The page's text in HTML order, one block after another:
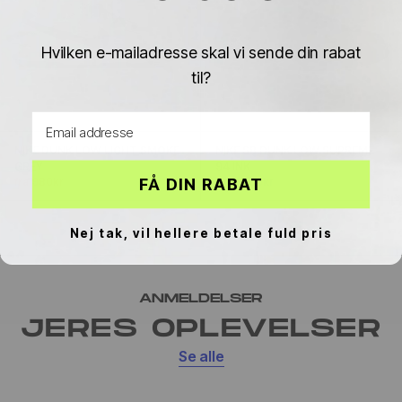
NIKE DUNK LOW LIGHT SMOKE
NIKE SB DUNK LOW SUPREME
fra 2.500kr
ANMELDELSER
JERES OPLEVELSER
Se alle
Hvilken e-mailadresse skal vi sende din rabat
til?
FÅ DIN RABAT
Nej tak, vil hellere betale fuld pris